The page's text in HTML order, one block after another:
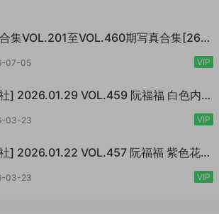
集VOL.201至VOL.460期写真合集[260
07-05 VIP
] 2026.01.29 VOL.459 阮福福 白色内依
03-23 VIP
] 2026.01.22 VOL.457 阮福福 紫色花纹
03-23 VIP